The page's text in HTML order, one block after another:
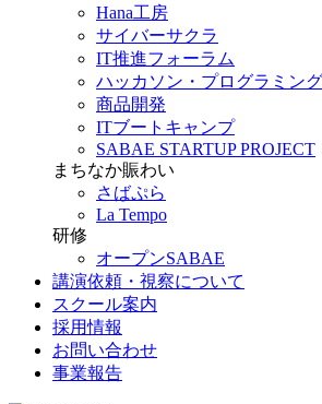
Hana工房
サイバーサクラ
IT推進フォーラム
ハッカソン・プログラミン
商品開発
ITブートキャンプ
SABAE STARTUP PROJECT
まちなか賑わい
さばぷら
La Tempo
研修
オープンSABAE
講演依頼・視察について
スクール案内
採用情報
お問い合わせ
事業報告